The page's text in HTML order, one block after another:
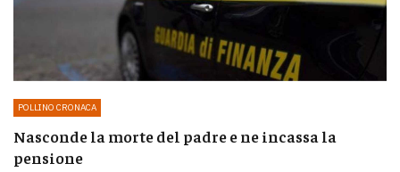
POLLINO CRONACA
Nasconde la morte del padre e ne incassa la
pensione